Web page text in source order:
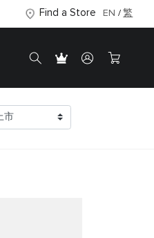
Find a Store EN 繁